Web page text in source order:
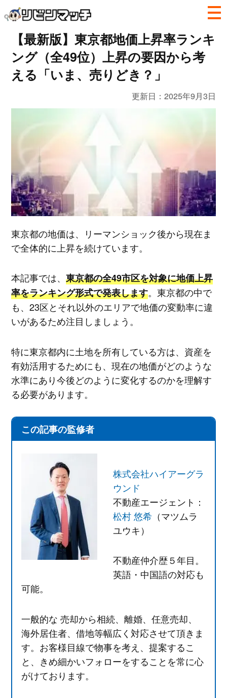
【最新版】東京都地価上昇率ランキ
ング（全49位）上昇の要因から考
える「いま、売りどき？」
更新日：2025年9月3日
東京都の地価は、リーマンショック後から現在ま
で全体的に上昇を続けています。
本記事では、 東京都の全49市区を対象に地価上昇
率をランキング形式で発表します。東京都の中で
も、23区とそれ以外のエリアで地価の変動率に違
いがあるため注目しましょう。
特に東京都内に土地を所有している方は、資産を
有効活用するためにも、現在の地価がどのような
水準にあり今後どのように変化するのかを理解す
る必要があります。
この記事の監修者
株式会社ハイアーグラ
ウンド
不動産エージェント：
松村 悠希 （マツムラ
ユウキ）
不動産仲介歴５年目。
英語・中国語の対応も
可能。
一般的な 売却から相続、離婚、任意売却、
海外居住者、借地等幅広く対応させて頂きま
す。お客様目線で物事を考え、提案するこ
と、きめ細かいフォローをすることを常に心
がけております。